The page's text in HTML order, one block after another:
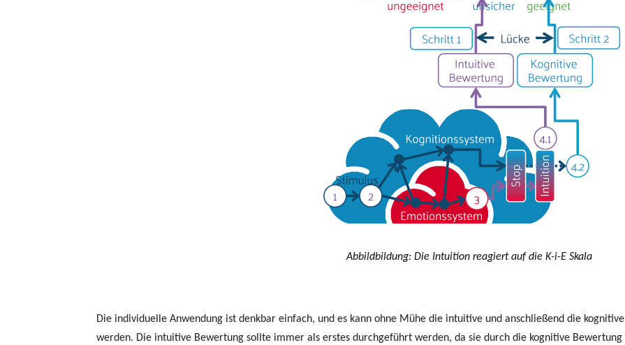
Abbildbildung: Die Intuition reagiert auf die K-i-E Skala
Die individuelle Anwendung ist denkbar einfach, und es kann ohne Mühe die intuitive und anschließend die
werden. Die intuitive Bewertung sollte immer als erstes durchgeführt werden, da sie durch die kognitive